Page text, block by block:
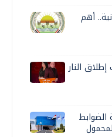
أهم
النار
الضوابط